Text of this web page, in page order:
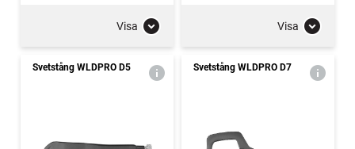
Visa Visa
Svetstång WLDPRO D5 Svetstång WLDPRO D7